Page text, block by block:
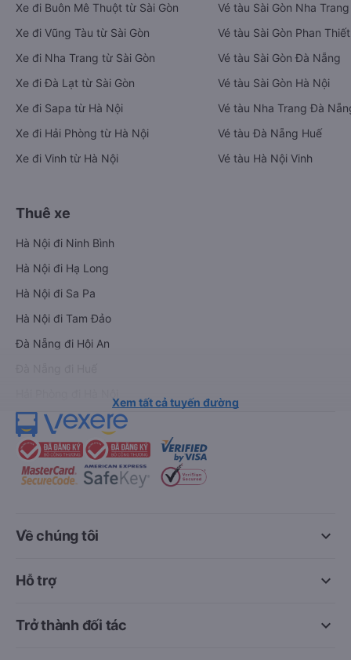
Xe đi Buôn Mê Thuột từ Sài Gòn
Xe đi Vũng Tàu từ Sài Gòn
Xe đi Nha Trang từ Sài Gòn
Xe đi Đà Lạt từ Sài Gòn
Xe đi Sapa từ Hà Nội
Xe đi Hải Phòng từ Hà Nội
Xe đi Vinh từ Hà Nội
Vé tàu Sài Gòn Nha Trang
Vé tàu Sài Gòn Phan Thiết
Vé tàu Sài Gòn Đà Nẵng
Vé tàu Sài Gòn Hà Nội
Vé tàu Nha Trang Đà
Vé tàu Đà Nẵng Huế
Vé tàu Hà Nội Vinh
Thuê xe
Hà Nội đi Ninh Bình
Hà Nội đi Hạ Long
Hà Nội đi Sa Pa
Hà Nội đi Tam Đảo
Đà Nẵng đi Hội An
Xem tất cả tuyến đường
keyboard_arrow_down
Về chúng tôi
keyboard_arrow_down
Hỗ trợ
keyboard_arrow_down
Trở thành đối tác